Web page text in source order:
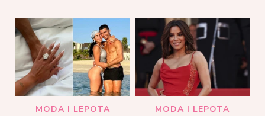
MODA I LEPOTA MODA I LEPOTA